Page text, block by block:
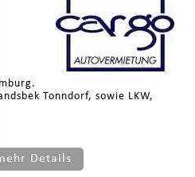
Tonndorf, sowie LKW,
Details